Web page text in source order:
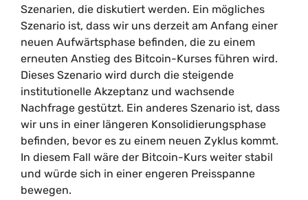
Szenarien, die diskutiert werden. Ein mögliches
Szenario ist, dass wir uns derzeit am Anfang einer
neuen Aufwärtsphase befinden, die zu einem
erneuten Anstieg des Bitcoin-Kurses führen wird.
Dieses Szenario wird durch die steigende
institutionelle Akzeptanz und wachsende
Nachfrage gestützt. Ein anderes Szenario ist, dass
wir uns in einer längeren Konsolidierungsphase
befinden, bevor es zu einem neuen Zyklus kommt.
In diesem Fall wäre der Bitcoin-Kurs weiter stabil
und würde sich in einer engeren Preisspanne
bewegen.